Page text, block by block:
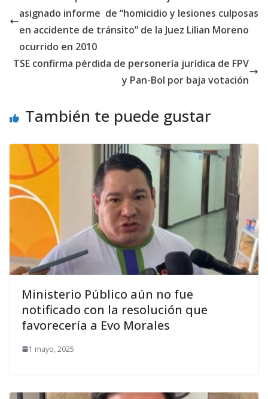
asignado informe de “homicidio y lesiones culposas
en accidente de tránsito” de la Juez Lilian Moreno
ocurrido en 2010
TSE confirma pérdida de personería jurídica de FPV
y Pan-Bol por baja votación
También te puede gustar
Ministerio Público aún no fue
notificado con la resolución que
favorecería a Evo Morales
1 mayo, 2025